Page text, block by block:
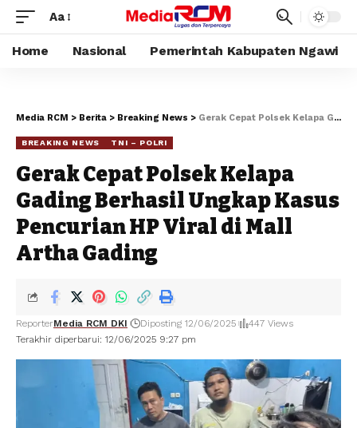
Aa
Home Nasional Pemerintah Kabupaten Ngawi
Media RCM > Berita > Breaking News > Gerak Cepat Polsek Kelapa Gading Berhasil Ungkap Kasus Pencurian HP Viral di Mall Artha Gading
BREAKING NEWS TNI – POLRI
Gerak Cepat Polsek Kelapa
Gading Berhasil Ungkap Kasus
Pencurian HP Viral di Mall
Artha Gading
Terakhir diperbarui: 12/06/2025 9:27 pm
ReporterMedia RCM DKI Diposting 12/06/2025 447 Views